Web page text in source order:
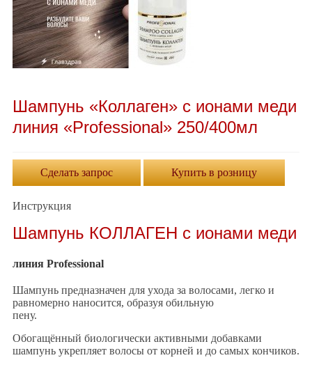
Шампунь «Коллаген» с ионами меди
линия «Professional» 250/400мл
Сделать запрос Купить в розницу
Инструкция
Шампунь КОЛЛАГЕН с ионами меди
линия Professional
Шампунь предназначен для ухода за волосами, легко и
равномерно наносится, образуя обильную
пену.
Обогащённый биологически активными добавками
шампунь укрепляет волосы от корней и до самых кончиков.